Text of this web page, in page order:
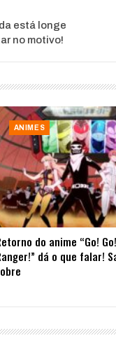
está longe
no motivo!
ANIMES
do anime “Go!
dá o que falar!